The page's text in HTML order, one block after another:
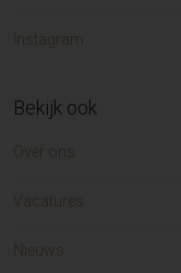
Instagram
Bekijk ook
Over ons
Vacatures
Nieuws